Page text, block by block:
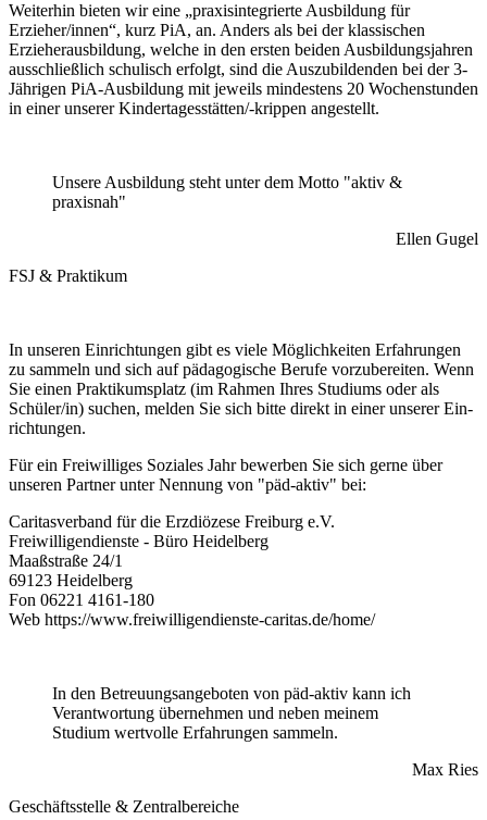
Weiterhin bieten wir eine „praxisintegrierte Ausbildung für
Erzieher/innen“, kurz PiA, an. Anders als bei der klassischen
Erzieherausbildung, welche in den ersten beiden Ausbildungsjahren
ausschließlich schulisch erfolgt, sind die Auszubildenden bei der 3-
Jährigen PiA-Ausbildung mit jeweils mindestens 20 Wochenstunden
in einer unserer Kindertagesstätten/-krippen angestellt.
Unsere Ausbildung steht unter dem Motto "aktiv &
praxisnah"
Ellen Gugel
FSJ & Praktikum
In unseren Einrichtungen gibt es viele Möglich­keiten Erfahrungen
zu sam­meln und sich auf pädagogische Berufe vorzu­be­reiten. Wenn
Sie einen Praktikums­platz (im Rahmen Ihres Studiums oder als
Schüler/in) suchen, melden Sie sich bitte direkt in einer unserer Ein­
richtungen.
Für ein Freiwilliges Soziales Jahr bewerben Sie sich gerne über
unseren Partner unter Nennung von "päd-aktiv" bei:
Caritasverband für die Erzdiözese Freiburg e.V.
Freiwilligendienste - Büro Heidelberg
Maaßstraße 24/1
69123 Heidelberg
Fon 06221 4161-180
Web https://www.freiwilligendienste-caritas.de/home/
In den Betreuungsangeboten von päd-aktiv kann ich
Verantwortung übernehmen und neben meinem
Studium wertvolle Erfahrungen sammeln.
Max Ries
Geschäftsstelle & Zentralbereiche